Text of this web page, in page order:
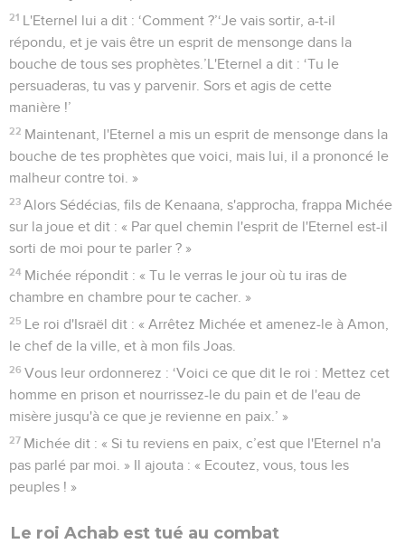
21 L'Eternel lui a dit : ‘Comment ?’‘Je vais sortir, a-t-il
répondu, et je vais être un esprit de mensonge dans la
bouche de tous ses prophètes.’L'Eternel a dit : ‘Tu le
persuaderas, tu vas y parvenir. Sors et agis de cette
manière !’
22 Maintenant, l'Eternel a mis un esprit de mensonge dans la
bouche de tes prophètes que voici, mais lui, il a prononcé le
malheur contre toi. »
23 Alors Sédécias, fils de Kenaana, s'approcha, frappa Michée
sur la joue et dit : « Par quel chemin l'esprit de l'Eternel est-il
sorti de moi pour te parler ? »
24 Michée répondit : « Tu le verras le jour où tu iras de
chambre en chambre pour te cacher. »
25 Le roi d'Israël dit : « Arrêtez Michée et amenez-le à Amon,
le chef de la ville, et à mon fils Joas.
26 Vous leur ordonnerez : ‘Voici ce que dit le roi : Mettez cet
homme en prison et nourrissez-le du pain et de l'eau de
misère jusqu'à ce que je revienne en paix.’ »
27 Michée dit : « Si tu reviens en paix, c’est que l'Eternel n'a
pas parlé par moi. » Il ajouta : « Ecoutez, vous, tous les
peuples ! »
Le roi Achab est tué au combat